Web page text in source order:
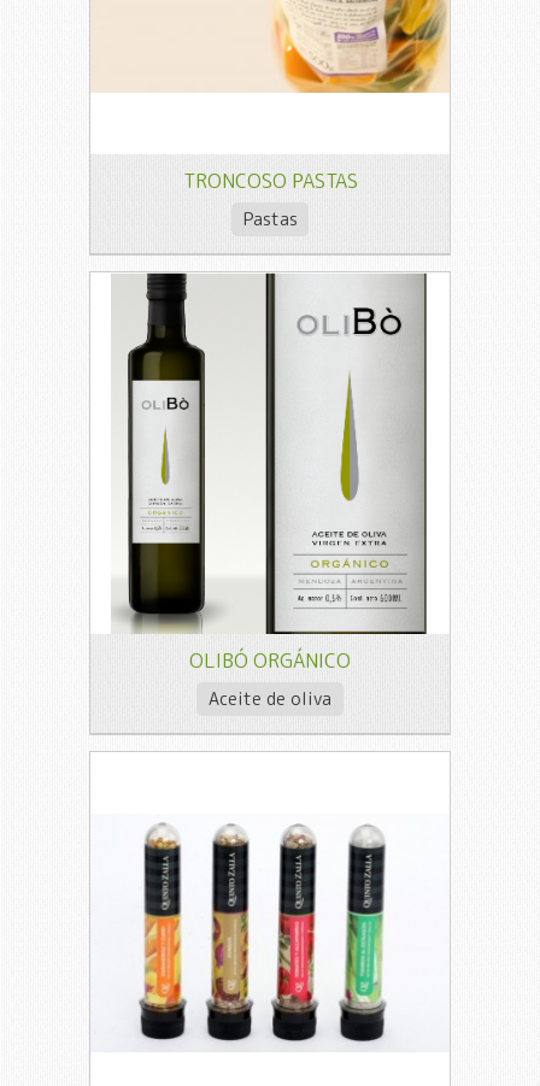
TRONCOSO PASTAS
Pastas
OLIBÓ ORGÁNICO
Aceite de oliva